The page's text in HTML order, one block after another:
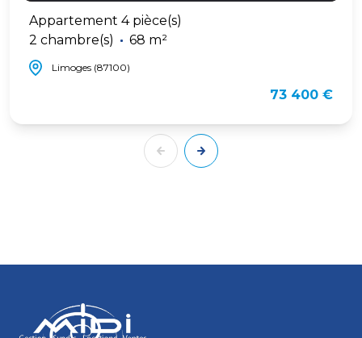
Appartement 4 pièce(s)
2 chambre(s)
68 m²
Limoges (87100)
73 400 €